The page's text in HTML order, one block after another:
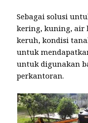
Sebagai solusi
kering, kuning, air
keruh, kondisi
untuk
untuk digunakan
perkantoran.